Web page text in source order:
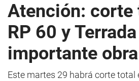
Atención: corte
RP 60 y
importante obra
Este martes 29 habrá corte total